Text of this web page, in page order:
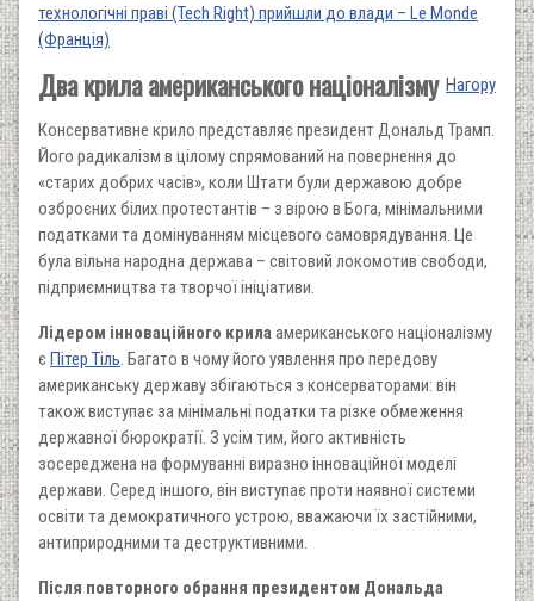
технологічні праві (Tech Right) прийшли до влади – Le Monde
(Франція)
Нагору
Два крила американського націоналізму
Консервативне крило представляє президент Дональд Трамп.
Його радикалізм в цілому спрямований на повернення до
«старих добрих часів», коли Штати були державою добре
озброєних білих протестантів – з вірою в Бога, мінімальними
податками та домінуванням місцевого самоврядування. Це
була вільна народна держава – світовий локомотив свободи,
підприємництва та творчої ініціативи.
Лідером інноваційного крилаамериканського націоналізму
єПітер Тіль. Багато в чому його уявлення про передову
американську державу збігаються з консерваторами: він
також виступає за мінімальні податки та різке обмеження
державної бюрократії. З усім тим, його активність
зосереджена на формуванні виразно інноваційної моделі
держави. Серед іншого, він виступає проти наявної системи
освіти та демократичного устрою, вважаючи їх застійними,
антиприродними та деструктивними.
Після повторного обрання президентом Дональда